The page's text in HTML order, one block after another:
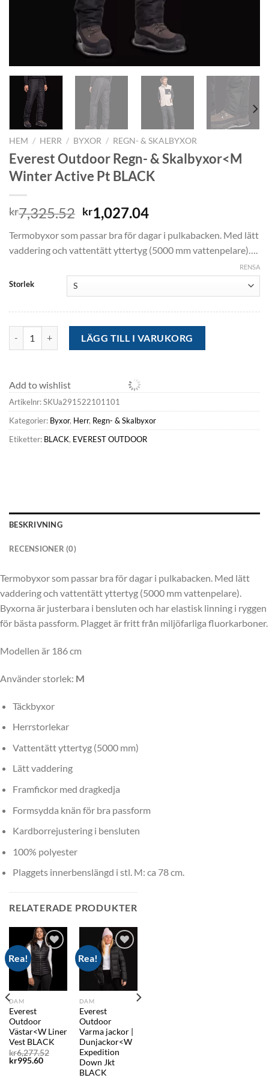
HEM / HERR / BYXOR / REGN- & SKALBYXOR
Everest Outdoor Regn- & Skalbyxor<M
Winter Active Pt BLACK
kr7,325.52 Det
ursprungliga
priset
var:
kr1,027.04Det
priset
är:
Termobyxor som passar bra för dagar i pulkabacken. Med lätt
vaddering och vattentätt yttertyg (5000 mm vattenpelare)….
Storlek
RENSA
Everest Outdoor Regn- & Skalbyxor<M Winter Active Pt BLACK
LÄGG TILL I VARUKORG
Add to wishlist
Artikelnr:SKUa291522101101
Kategorier: Byxor, Herr, Regn- & Skalbyxor
Etiketter: BLACK, EVEREST OUTDOOR
BESKRIVNING
RECENSIONER (0)
Termobyxor som passar bra för dagar i pulkabacken. Med lätt
vaddering och vattentätt yttertyg (5000 mm vattenpelare).
Byxorna är justerbara i bensluten och har elastisk linning i ryggen
för bästa passform. Plagget är fritt från miljöfarliga fluorkarboner.
Modellen är 186 cm
Använder storlek: M
Täckbyxor
Herrstorlekar
Vattentätt yttertyg (5000 mm)
Lätt vaddering
Framfickor med dragkedja
Formsydda knän för bra passform
Kardborrejustering i bensluten
100% polyester
Plaggets innerbenslängd i stl. M: ca 78 cm.
RELATERADE PRODUKTER
Rea!
Add to
wishlist
DAM
Everest
Outdoor
Västar<W Liner
Vest BLACK
kr6,277.52
ursprungliga
kr995.60Det
nuvarande
Rea!
Add to
wishlist
DAM
Everest
Outdoor
Varma jackor |
Dunjackor<W
Expedition
Down Jkt
BLACK